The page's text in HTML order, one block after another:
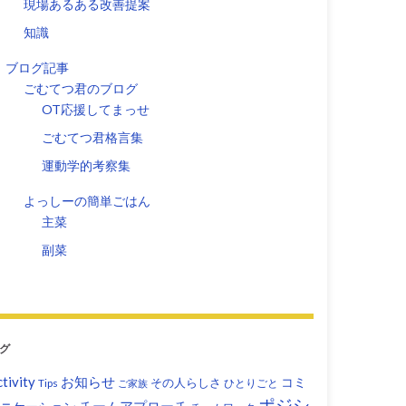
現場あるある改善提案
知識
ブログ記事
ごむてつ君のブログ
OT応援してまっせ
ごむてつ君格言集
運動学的考察集
よっしーの簡単ごはん
主菜
副菜
Tips お知らせ ご家族 その人らしさ ひとりごと コミ